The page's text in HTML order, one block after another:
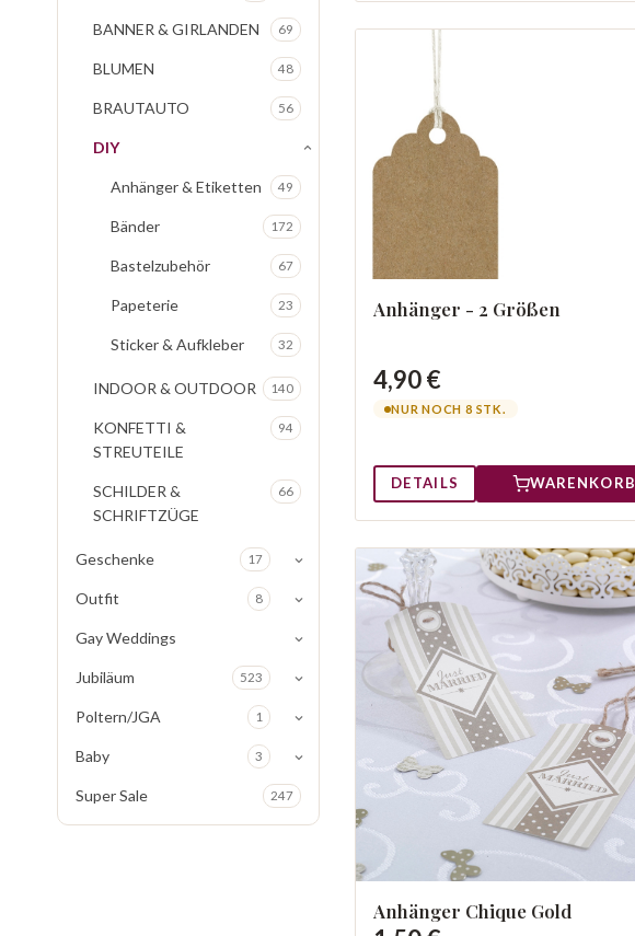
BANNER & GIRLANDEN 69
BLUMEN 48
BRAUTAUTO 56
DIY
Anhänger & Etiketten 49
Bänder 172
Bastelzubehör 67
Papeterie 23
Sticker & Aufkleber 32
INDOOR & OUTDOOR 140
KONFETTI &
STREUTEILE
94
SCHILDER &
SCHRIFTZÜGE
66
Geschenke 17
Outfit 8
Gay Weddings
Jubiläum 523
Poltern/JGA 1
Baby 3
Super Sale 247
Anhänger - 2 Größen
4,90 €
NUR NOCH 8 STK.
DETAILS WARENKORB
Anhänger Chique Gold